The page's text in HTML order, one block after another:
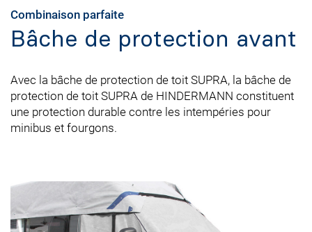
Combinaison parfaite
Bâche de protection avant
Avec la bâche de protection de toit SUPRA, la bâche de
protection de toit SUPRA de HINDERMANN constituent
une protection durable contre les intempéries pour
minibus et fourgons.